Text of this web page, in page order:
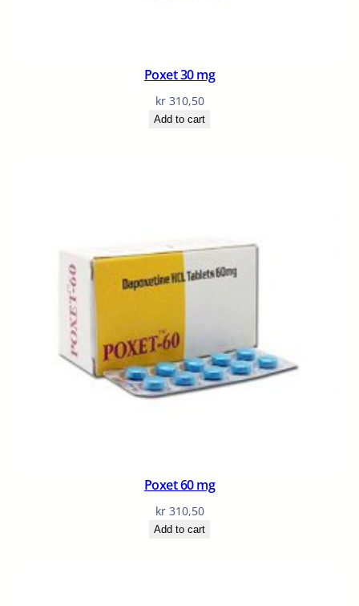
Poxet 30 mg
kr310,50
Add to cart
Poxet 60 mg
kr310,50
Add to cart